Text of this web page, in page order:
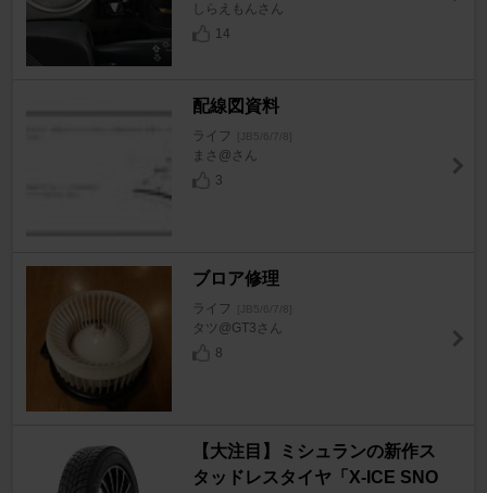
しらえもんさん
14
配線図資料
ライフ [JB5/6/7/8]
まさ@さん
3
ブロア修理
ライフ [JB5/6/7/8]
タツ@GT3さん
8
【大注目】ミシュランの新作ス
タッドレスタイヤ「X-ICE SNO